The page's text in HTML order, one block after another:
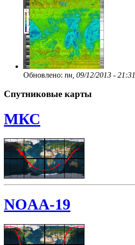
Обновлено: пн, 09/12/2013 - 21:31
Спутниковые карты
МКС
NOAA-19